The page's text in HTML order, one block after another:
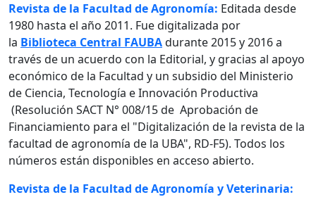
Revista de la Facultad de Agronomía: Editada desde
1980 hasta el año 2011. Fue digitalizada por
la Biblioteca Central FAUBAdurante 2015 y 2016 a
través de un acuerdo con la Editorial, y gracias al apoyo
económico de la Facultad y un subsidio del Ministerio
de Ciencia, Tecnología e Innovación Productiva
(Resolución SACT N° 008/15 de Aprobación de
Financiamiento para el "Digitalización de la revista de la
facultad de agronomía de la UBA", RD-F5). Todos los
números están disponibles en acceso abierto.
Revista de la Facultad de Agronomía y Veterinaria: